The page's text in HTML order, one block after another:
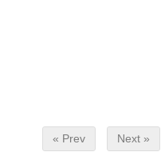
« Prev Next »